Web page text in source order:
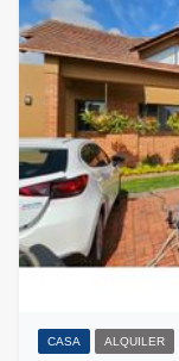
CASA ALQUILER